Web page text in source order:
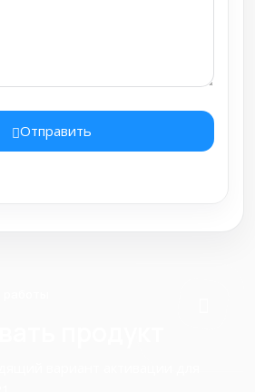
Отправить